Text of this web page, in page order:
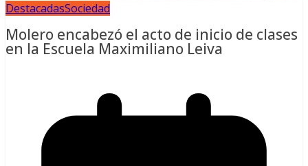
DestacadasSociedad
Molero encabezó el acto de inicio de clases
en la Escuela Maximiliano Leiva